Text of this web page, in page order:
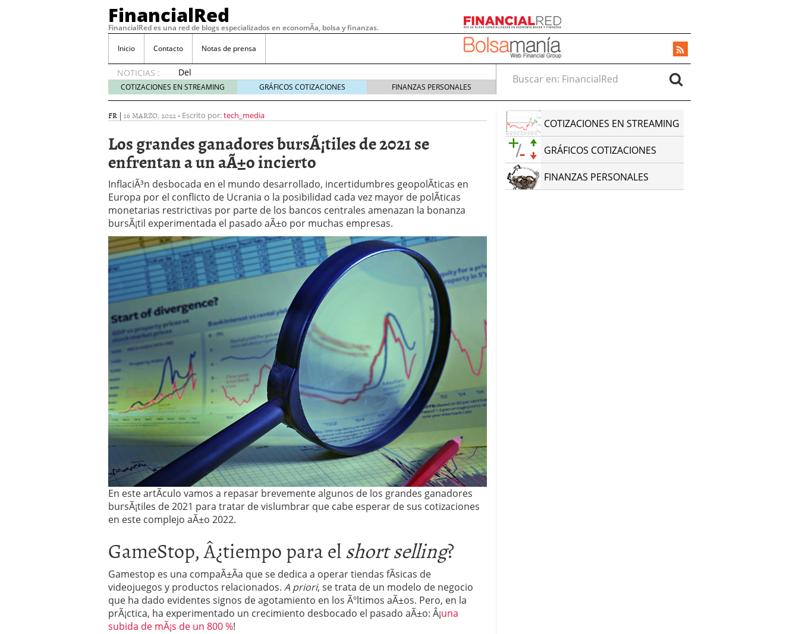
FinancialRed
FinancialRed es una red de blogs especializados en economÃ­a, bolsa y finanzas.
Inicio Contacto Notas de prensa
NOTICIAS :
Del
depósito
a la
cómo
cambiando
gestión
ahorro
en
España
05/08/2026
Seguros de convenio en pymes: la obligación que muchas empresas
descubren cuando ya es demasiado tarde 20/07/2026
ReseÃ±a de SIFX: Lo Que Deben Saber los Traders Mexicanos Antes de
Operar 29/06/2026
Crear empresa online vs proceso tradicional: ventajas reales para pymes
29/05/2026
CÃ³mo afrontar una baja mÃ©dica cuando trabajas por cuenta propia
26/05/2026
COTIZACIONES EN STREAMING GRÁFICOS COTIZACIONES FINANZAS PERSONALES
Buscar en:
FR | 16 MARZO, 2022- Escrito por:tech_media
Los grandes ganadores bursÃ¡tiles de 2021 se
enfrentan a un aÃ±o incierto
InflaciÃ³n desbocada en el mundo desarrollado, incertidumbres geopolÃ­ticas en
Europa por el conflicto de Ucrania o la posibilidad cada vez mayor de polÃ­ticas
monetarias restrictivas por parte de los bancos centrales amenazan la bonanza
bursÃ¡til experimentada el pasado aÃ±o por muchas empresas.
En este artÃ­culo vamos a repasar brevemente algunos de los grandes ganadores
bursÃ¡tiles de 2021 para tratar de vislumbrar que cabe esperar de sus cotizaciones
en este complejo aÃ±o 2022.
GameStop, Â¿tiempo para elshort selling?
Gamestop es una compaÃ±Ã­a que se dedica a operar tiendas fÃ­sicas de
videojuegos y productos relacionados. A priori, se trata de un modelo de negocio
que ha dado evidentes signos de agotamiento en los Ãºltimos aÃ±os. Pero, en la
prÃ¡ctica, ha experimentado un crecimiento desbocado el pasado aÃ±o: Â¡una
subida de mÃ¡s de un 800 %!
COTIZACIONES EN STREAMING
GRÁFICOS COTIZACIONES
FINANZAS PERSONALES